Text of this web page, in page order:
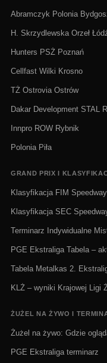
Abramczyk Polonia
H. Skrzydlewska Orzeł
Hunters PSŻ Poznań
Cellfast Wilki Krosno
TŻ Ostrovia Ostrów
Dakar Development STAL
Innpro ROW Rybnik
Polonia Piła
GRAND PRIX I
Klasyfikacja FIM
Klasyfikacja SEC
Terminarz Indywidualne
PGE Ekstraliga Tabela –
Tabela Metalkas 2.
KLŻ – wyniki Krajowej Ligi
ŻUŻEL NA ŻYWO I
Żużel na żywo: Gdzie
PGE Ekstraliga terminarz